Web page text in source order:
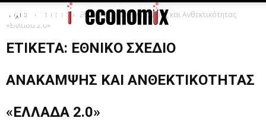
Αρχική Ετικέτες
Εθνικό Σχέδιο Ανάκαμψης και Ανθεκτικότητας
«Ελλάδα 2.0»
ΕΤΙΚΈΤΑ: ΕΘΝΙΚΌ ΣΧΈΔΙΟ
ΑΝΆΚΑΜΨΗΣ ΚΑΙ ΑΝΘΕΚΤΙΚΌΤΗΤΑΣ
«ΕΛΛΆΔΑ 2.0»